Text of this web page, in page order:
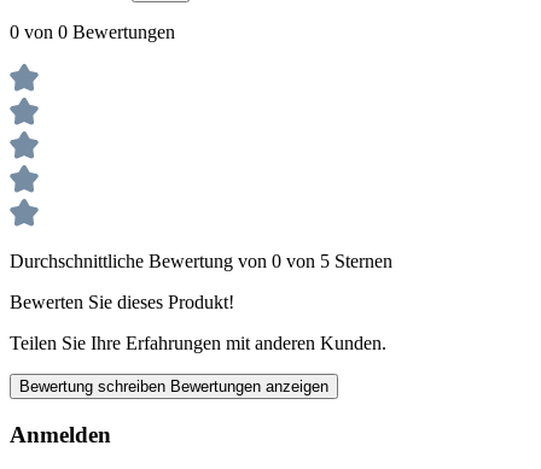
0 von 0 Bewertungen
Durchschnittliche Bewertung von 0 von 5 Sternen
Bewerten Sie dieses Produkt!
Teilen Sie Ihre Erfahrungen mit anderen Kunden.
Bewertung schreiben Bewertungen anzeigen
Anmelden